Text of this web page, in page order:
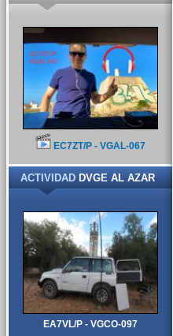
EC7ZT/P - VGAL-067
ACTIVIDADDVGE AL AZAR
EA7VL/P - VGCO-097